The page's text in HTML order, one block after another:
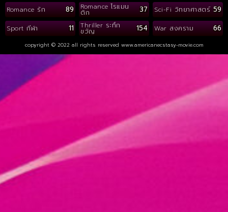
Romance รัก 89 Romance โรแมน
ติก 37 Sci-Fi วิทยาศาสตร์ 59
Sport กีฬา 11 Thriller ระทึก
ขวัญ 154 War สงคราม 66
copyright © 2022 all rights reserved www.americanecstasy-movie.com